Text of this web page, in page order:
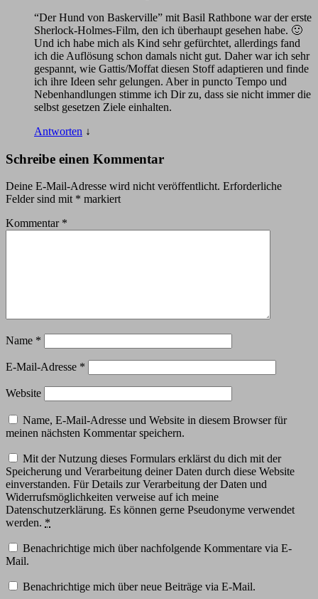
“Der Hund von Baskerville” mit Basil Rathbone war der erste
Sherlock-Holmes-Film, den ich überhaupt gesehen habe. 🙂
Und ich habe mich als Kind sehr gefürchtet, allerdings fand
ich die Auflösung schon damals nicht gut. Daher war ich sehr
gespannt, wie Gattis/Moffat diesen Stoff adaptieren und finde
ich ihre Ideen sehr gelungen. Aber in puncto Tempo und
Nebenhandlungen stimme ich Dir zu, dass sie nicht immer die
selbst gesetzen Ziele einhalten.
Antworten ↓
Schreibe einen Kommentar
Deine E-Mail-Adresse wird nicht veröffentlicht. Erforderliche
Felder sind mit * markiert
Kommentar *
Name *
E-Mail-Adresse *
Website
Name, E-Mail-Adresse und Website in diesem Browser für
meinen nächsten Kommentar speichern.
Mit der Nutzung dieses Formulars erklärst du dich mit der
Speicherung und Verarbeitung deiner Daten durch diese Website
einverstanden. Für Details zur Verarbeitung der Daten und
Widerrufsmöglichkeiten verweise auf ich meine
Datenschutzerklärung. Es können gerne Pseudonyme verwendet
werden. *
Benachrichtige mich über nachfolgende Kommentare via E-
Mail.
Benachrichtige mich über neue Beiträge via E-Mail.